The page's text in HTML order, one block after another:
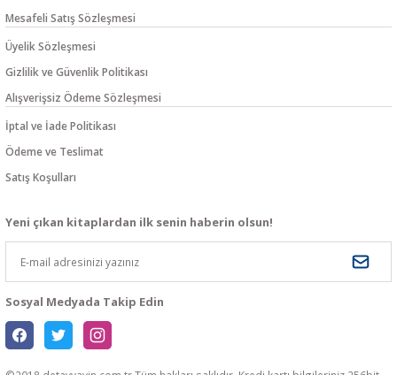
Mesafeli Satış Sözleşmesi
Üyelik Sözleşmesi
Gizlilik ve Güvenlik Politikası
Alışverişsiz Ödeme Sözleşmesi
İptal ve İade Politikası
Ödeme ve Teslimat
Satış Koşulları
Yeni çıkan kitaplardan ilk senin haberin olsun!
Sosyal Medyada Takip Edin